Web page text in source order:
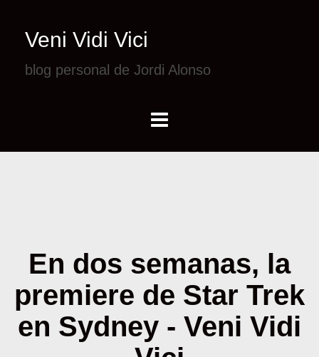
Veni Vidi Vici
blog personal de Jordi Alonso
En dos semanas, la
premiere de Star Trek
en Sydney - Veni Vidi